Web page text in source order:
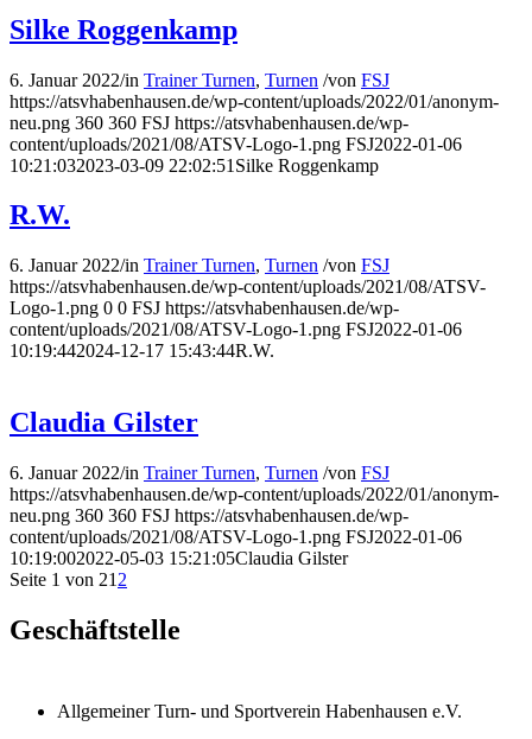
Silke Roggenkamp
6. Januar 2022/in Trainer Turnen, Turnen /von FSJ
https://atsvhabenhausen.de/wp-content/uploads/2022/01/anonym-
neu.png 360 360 FSJ https://atsvhabenhausen.de/wp-
content/uploads/2021/08/ATSV-Logo-1.png FSJ2022-01-06
10:21:032023-03-09 22:02:51 Silke Roggenkamp
R.W.
6. Januar 2022/in Trainer Turnen, Turnen /von FSJ
https://atsvhabenhausen.de/wp-content/uploads/2021/08/ATSV-
Logo-1.png 0 0 FSJ https://atsvhabenhausen.de/wp-
content/uploads/2021/08/ATSV-Logo-1.png FSJ2022-01-06
10:19:442024-12-17 15:43:44R.W.
Claudia Gilster
6. Januar 2022/in Trainer Turnen, Turnen /von FSJ
https://atsvhabenhausen.de/wp-content/uploads/2022/01/anonym-
neu.png 360 360 FSJ https://atsvhabenhausen.de/wp-
content/uploads/2021/08/ATSV-Logo-1.png FSJ2022-01-06
10:19:002022-05-03 15:21:05Claudia Gilster
Seite 1 von 21 2
Geschäftstelle
Allgemeiner Turn- und Sportverein Habenhausen e.V.